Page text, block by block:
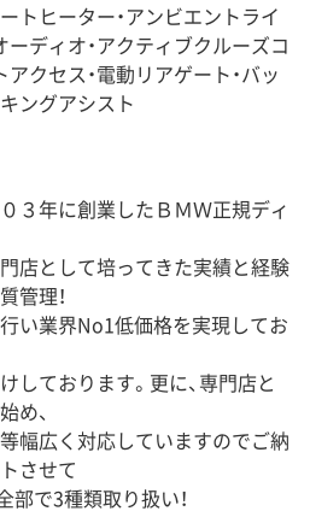
トヒーター・アンビエントライ
ーディオ・アクティブクルーズコ
クセス・電動リアゲート・バッ
ングアシスト
３年に創業したＢＭＷ正規ディ
店として培ってきた実績と経験
管理！
い業界No1低価格を実現してお
しております。更に、専門店と
め、
幅広く対応していますのでご納
させて
部で3種類取り扱い！